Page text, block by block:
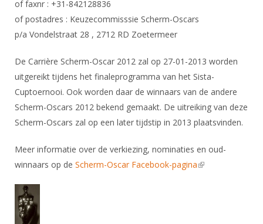
Alle Verenigingen
Verenigingsondersteuning
Witte Vlekkenplan
Oprichting Vereniging
Overschrijven leden
Veteranenwedstrijden
Nieuws
Aanvragen van scheidsrechters
Scheidsrechterslijst
Verwerk wedstrijduitslagen
Promotie en logo
Scheidsrechter Documentatie
Opleidingen
Archief
Infotheek
Bibliotheek
ALV
Touché
of faxnr : +31-842128836
of postadres : Keuzecommisssie Scherm-Oscars
p/a Vondelstraat 28 , 2712 RD Zoetermeer
De Carrière Scherm-Oscar 2012 zal op 27-01-2013 worden
uitgereikt tijdens het finaleprogramma van het Sista-
Cuptoernooi. Ook worden daar de winnaars van de andere
Scherm-Oscars 2012 bekend gemaakt. De uitreiking van deze
Scherm-Oscars zal op een later tijdstip in 2013 plaatsvinden.
Meer informatie over de verkiezing, nominaties en oud-
winnaars op de Scherm-Oscar Facebook-pagina(link is external)